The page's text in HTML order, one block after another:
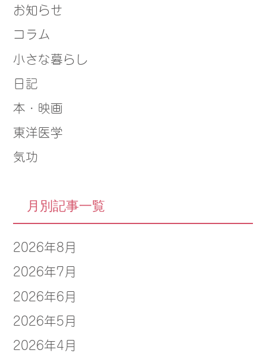
お知らせ
コラム
小さな暮らし
日記
本・映画
東洋医学
気功
月別記事一覧
2026年8月
2026年7月
2026年6月
2026年5月
2026年4月